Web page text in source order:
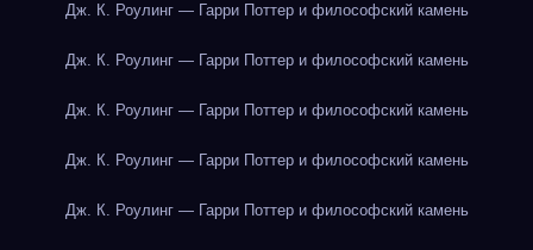
Дж. К. Роулинг — Гарри Поттер и философский камень
Дж. К. Роулинг — Гарри Поттер и философский камень
Дж. К. Роулинг — Гарри Поттер и философский камень
Дж. К. Роулинг — Гарри Поттер и философский камень
Дж. К. Роулинг — Гарри Поттер и философский камень